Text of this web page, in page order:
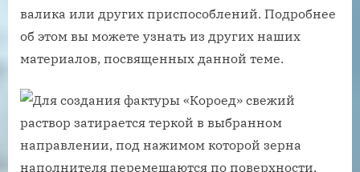
валика или других приспособлений. Подробнее
об этом вы можете узнать из других наших
материалов, посвященных данной теме.